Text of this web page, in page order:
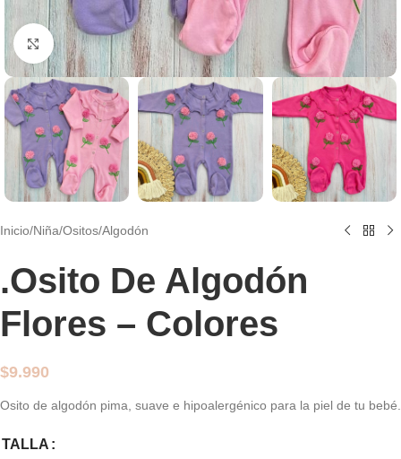
Clic para agrandar
Inicio/Niña/Ositos/Algodón
.Osito De Algodón
Flores – Colores
$9.990
Osito de algodón pima, suave e hipoalergénico para la piel de tu bebé.
TALLA